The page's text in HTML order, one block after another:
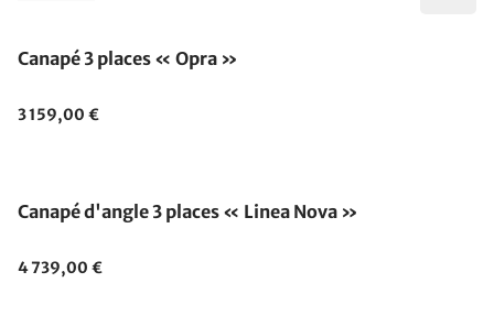
Canapé 3 places « Opra »
3 159,00 €
Canapé d'angle 3 places « Linea Nova »
4 739,00 €